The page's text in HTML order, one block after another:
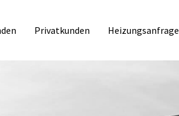
Privatkunden Heizungsanfrage